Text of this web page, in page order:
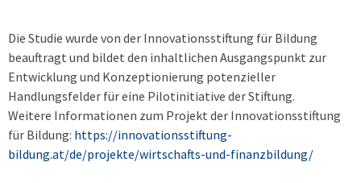
Die Studie wurde von der Innovationsstiftung für Bildung
beauftragt und bildet den inhaltlichen Ausgangspunkt zur
Entwicklung und Konzeptionierung potenzieller
Handlungsfelder für eine Pilotinitiative der Stiftung.
Weitere Informationen zum Projekt der Innovationsstiftung
für Bildung: https://innovationsstiftung-
bildung.at/de/projekte/wirtschafts-und-finanzbildung/